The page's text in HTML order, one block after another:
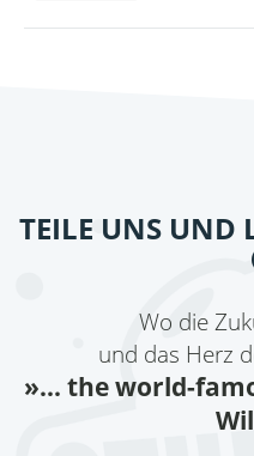
TEILE UNS UND
Wo die
und das Herz
»... the world-